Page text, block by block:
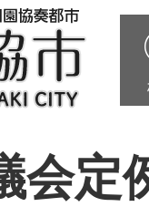
会定